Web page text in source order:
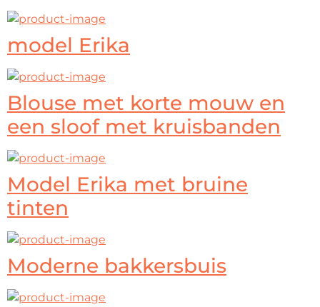
model Erika
Blouse met korte mouw en
een sloof met kruisbanden
Model Erika met bruine
tinten
Moderne bakkersbuis